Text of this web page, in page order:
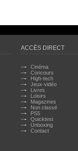
ACCÈS DIRECT
Cinéma
Concours
High-tech
Jeux-vidéo
Livres
Loisirs
Magazines
Non classé
PS5
Quicktest
Unboxing
Contact